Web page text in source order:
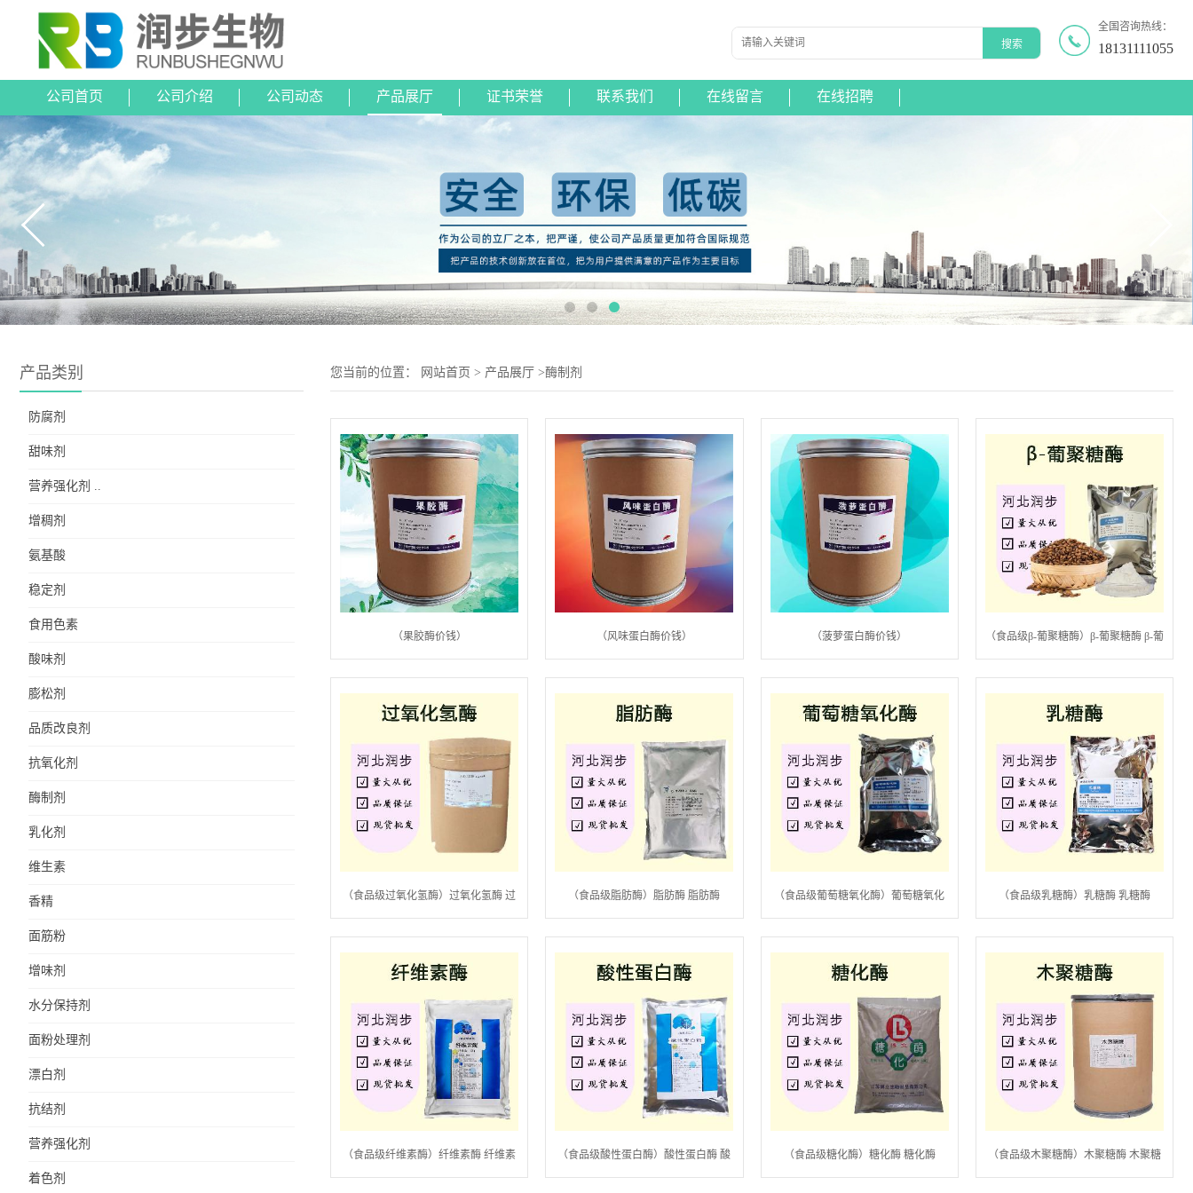
全国咨询热线：
18131111055
公司首页 公司介绍 公司动态 产品展厅 证书荣誉 联系我们 在线留言 在线招聘
产品类别
防腐剂
甜味剂
营养强化剂 ..
增稠剂
氨基酸
稳定剂
食用色素
酸味剂
膨松剂
品质改良剂
抗氧化剂
酶制剂
乳化剂
维生素
香精
面筋粉
增味剂
水分保持剂
面粉处理剂
漂白剂
抗结剂
营养强化剂
着色剂
您当前的位置： 网站首页 > 产品展厅 >酶制剂
（果胶酶价钱） （风味蛋白酶价钱） （菠萝蛋白酶价钱） （食品级β-葡聚糖酶）β-葡聚糖酶 β-葡
聚糖酶
（食品级过氧化氢酶）过氧化氢酶 过
氧化氢酶
（食品级脂肪酶）脂肪酶 脂肪酶 （食品级葡萄糖氧化酶）葡萄糖氧化
酶 葡萄糖氧化酶
（食品级乳糖酶）乳糖酶 乳糖酶
（食品级纤维素酶）纤维素酶 纤维素
酶
（食品级酸性蛋白酶）酸性蛋白酶 酸
性蛋白酶
（食品级糖化酶）糖化酶 糖化酶 （食品级木聚糖酶）木聚糖酶 木聚糖
酶